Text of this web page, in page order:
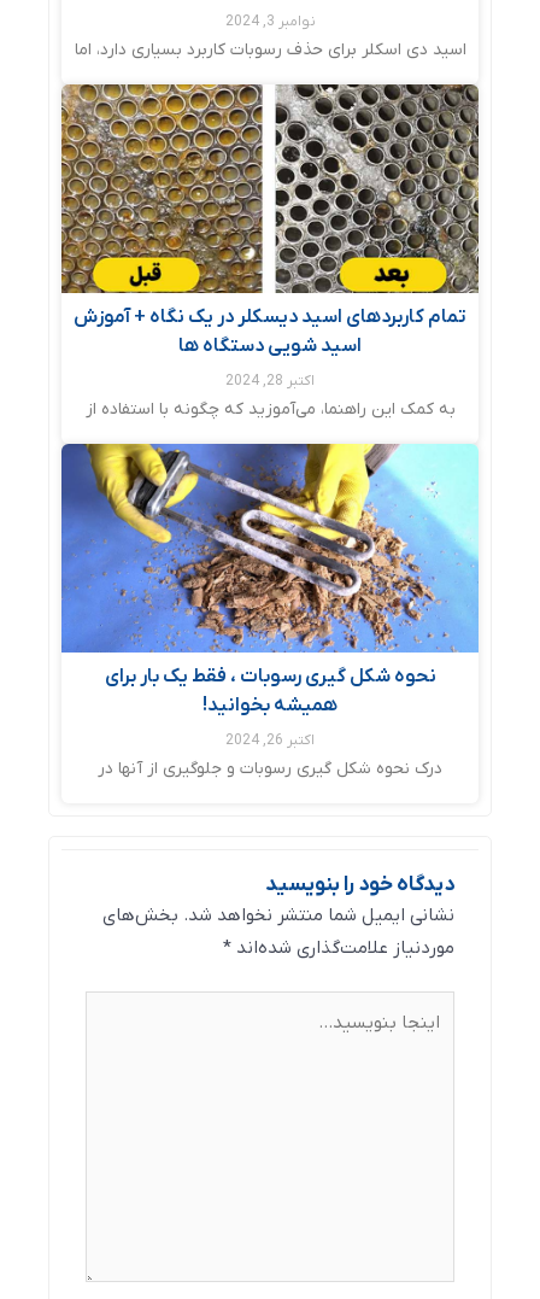
نوامبر 3, 2024
اسید دی اسکلر برای حذف رسوبات کاربرد بسیاری دارد، اما
تمام کاربردهای اسید دیسکلر در یک نگاه + آموزش
اسید شویی دستگاه ها
اکتبر 28, 2024
به کمک این راهنما، می‌آموزید که چگونه با استفاده از
نحوه شکل گیری رسوبات ، فقط یک بار برای
همیشه بخوانید!
اکتبر 26, 2024
درک نحوه شکل‌ گیری رسوبات و جلوگیری از آنها در
دیدگاه‌ خود را بنویسید
نشانی ایمیل شما منتشر نخواهد شد. بخش‌های
موردنیاز علامت‌گذاری شده‌اند *
بنویسید…